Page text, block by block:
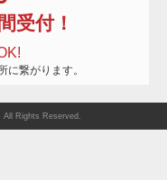
受付！
繋がります。
Rights Reserved.